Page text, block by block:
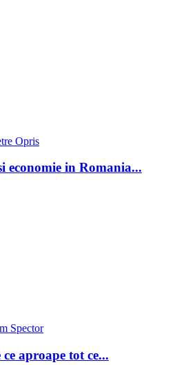
Opris
economie in Romania...
Spector
aproape tot ce...